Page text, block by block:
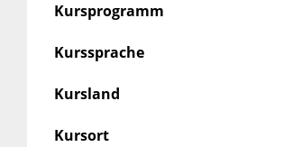
Kursprogramm
Kurssprache
Kursland
Kursort